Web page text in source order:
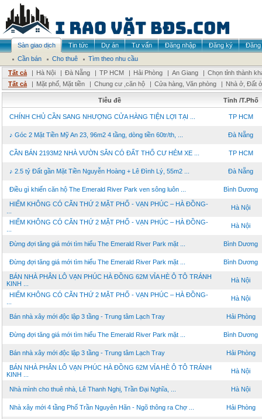
Sàn giao dịch Tin tức Dự án Tư vấn Đăng nhập Đăng ký
Đăng
Cần bán
Cho thuê
Tìm theo nhu cầu
Tất cả
| Hà Nội | Đà Nẵng | TP HCM | Hải Phòng | An Giang | Chọn tỉnh thành
Tất cả
| Mặt phố, Mặt tiền | Chung cư ,căn hộ | Cửa hàng, Văn phòng | Nhà ở, Đất ở
Tiêu đề Tỉnh /T.Phố
CHÍNH CHỦ CẦN SANG NHƯỢNG CỬA HÀNG TIỆN LỢI TẠI ... TP HCM
♪ Góc 2 Mặt Tiền Mỹ An 23, 96m2 4 tầng, dòng tiền 60tr/th, ... Đà Nẵng
CẦN BÁN 2193M2 NHÀ VƯỜN SẴN CÓ ĐẤT THỔ CƯ HẺM XE ... TP HCM
♪ 2.5 tỷ Đất gần Mặt Tiền Nguyễn Hoàng + Lê Đình Lý, 55m2 ... Đà Nẵng
Điều gì khiến căn hộ The Emerald River Park ven sông luôn ... Bình Dương
HIẾM KHÔNG CÓ CĂN THỨ 2 MẶT PHỐ - VẠN PHÚC – HÀ ĐỒNG-
Hà Nội
HIẾM KHÔNG CÓ CĂN THỨ 2 MẶT PHỐ - VẠN PHÚC – HÀ ĐỒNG-
Hà Nội
Đừng đợi tăng giá mới tìm hiểu The Emerald River Park mặt ... Bình Dương
Đừng đợi tăng giá mới tìm hiểu The Emerald River Park mặt ... Bình Dương
BÁN NHÀ PHÂN LÔ VẠN PHÚC HÀ ĐỒNG 62M VỈA HÈ Ô TÔ TRÁNH
KINH ...
Hà Nội
HIẾM KHÔNG CÓ CĂN THỨ 2 MẶT PHỐ - VẠN PHÚC – HÀ ĐỒNG-
Hà Nội
Bán nhà xây mới độc lập 3 tầng - Trung tâm Lạch Tray Hải Phòng
Đừng đợi tăng giá mới tìm hiểu The Emerald River Park mặt ... Bình Dương
Bán nhà xây mới độc lập 3 tầng - Trung tâm Lạch Tray Hải Phòng
BÁN NHÀ PHÂN LÔ VẠN PHÚC HÀ ĐỒNG 62M VỈA HÈ Ô TÔ TRÁNH
KINH ...
Hà Nội
Nhà mình cho thuê nhà, Lê Thanh Nghị, Trần Đại Nghĩa, ... Hà Nội
Nhà xây mới 4 tầng Phố Trần Nguyên Hãn - Ngõ thông ra Chợ ... Hải Phòng